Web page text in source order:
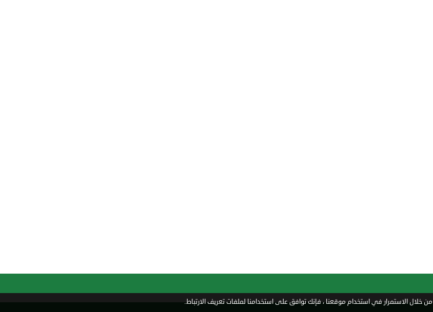
الاستمرار في استخدام موقعنا ، فإنك توافق على استخدامنا لملفات تعريف الارتباط.